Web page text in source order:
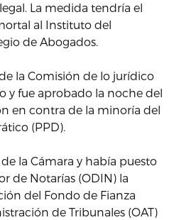
La medida tendría el
al Instituto del
de Abogados.
la Comisión de lo jurídico
y fue aprobado la noche del
en contra de la minoría del
(PPD).
la Cámara y había puesto
de Notarías (ODIN) la
del Fondo de Fianza
de Tribunales (OAT)